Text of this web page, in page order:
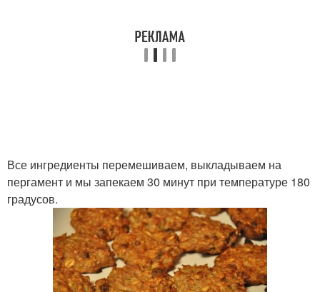
Все ингредиенты перемешиваем, выкладываем на
пергамент и мы запекаем 30 минут при температуре 180
градусов.